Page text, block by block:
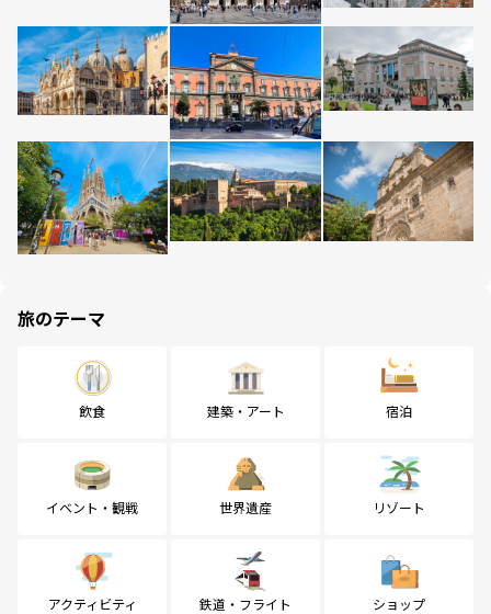
旅のテーマ
飲食 建築・アート 宿泊
イベント・観戦 世界遺産 リゾート
アクティビティ 鉄道・フライト ショップ